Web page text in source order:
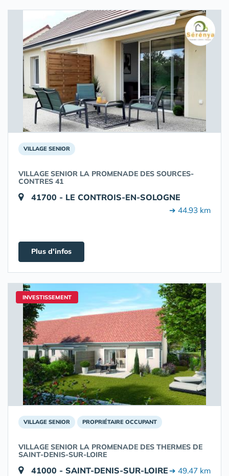
VILLAGE SENIOR
VILLAGE SENIOR LA PROMENADE DES SOURCES-
CONTRES 41
41700 - LE CONTROIS-EN-SOLOGNE
➔ 44.93 km
Plus d'infos
INVESTISSEMENT
VILLAGE SENIOR PROPRIÉTAIRE OCCUPANT
VILLAGE SENIOR LA PROMENADE DES THERMES DE
SAINT-DENIS-SUR-LOIRE
41000 - SAINT-DENIS-SUR-LOIRE➔ 49.47 km